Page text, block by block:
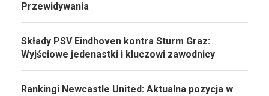
Przewidywania
Składy PSV Eindhoven kontra Sturm Graz:
Wyjściowe jedenastki i kluczowi zawodnicy
Rankingi Newcastle United: Aktualna pozycja w